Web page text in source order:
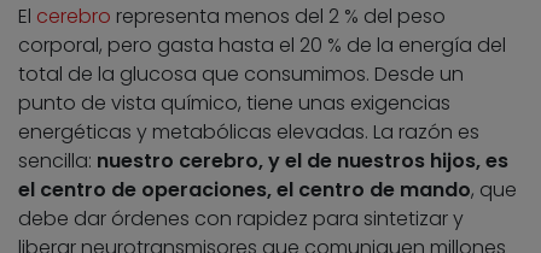
El cerebro representa menos del 2 % del peso
corporal, pero gasta hasta el 20 % de la energía del
total de la glucosa que consumimos. Desde un
punto de vista químico, tiene unas exigencias
energéticas y metabólicas elevadas. La razón es
sencilla: nuestro cerebro, y el de nuestros hijos, es
el centro de operaciones, el centro de mando, que
debe dar órdenes con rapidez para sintetizar y